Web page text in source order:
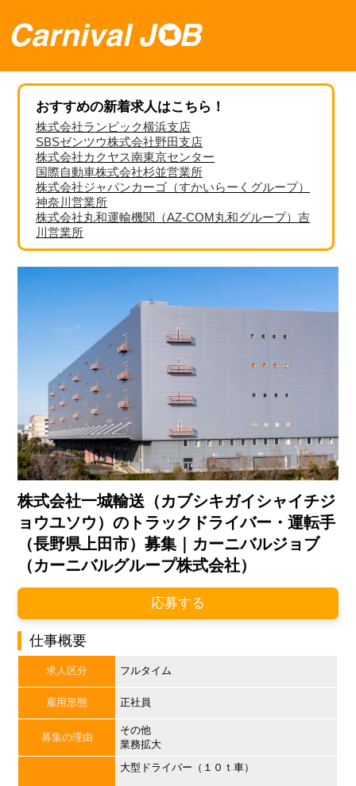
おすすめの新着求人はこちら！
株式会社ランビック横浜支店
SBSゼンツウ株式会社野田支店
株式会社カクヤス南東京センター
国際自動車株式会社杉並営業所
株式会社ジャパンカーゴ（すかいらーくグループ）
神奈川営業所
株式会社丸和運輸機関（AZ-COM丸和グループ）吉
川営業所
株式会社一城輸送（カブシキガイシャイチジ
ョウユソウ）のトラックドライバー・運転手
（長野県上田市）募集｜カーニバルジョブ
（カーニバルグループ株式会社）
応募する
仕事概要
求人区分 フルタイム
雇用形態 正社員
募集の理由
その他
業務拡大
大型ドライバー（１０ｔ車）